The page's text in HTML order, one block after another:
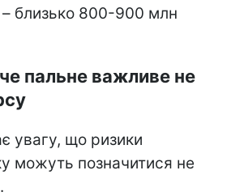
близько 800-900 млн
пальне важливе не
увагу, що ризики
можуть позначитися не